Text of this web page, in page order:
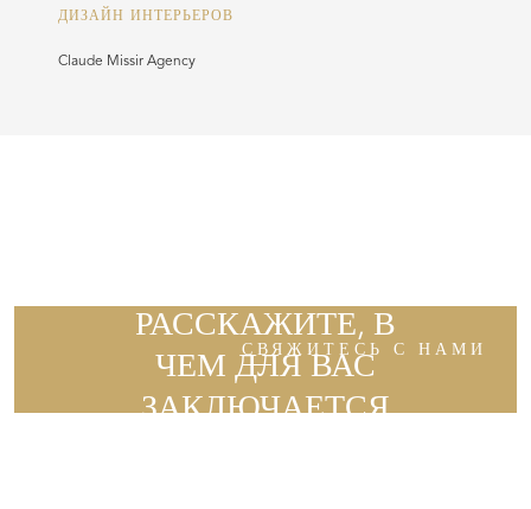
ДИЗАЙН ИНТЕРЬЕРОВ
Claude Missir Agency
РАССКАЖИТЕ, В
ЧЕМ ДЛЯ ВАС
ЗАКЛЮЧАЕТСЯ
СВЯЖИТЕСЬ С НАМИ